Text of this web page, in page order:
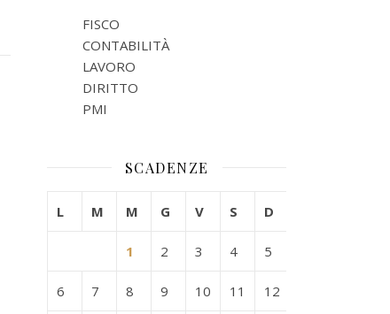
FISCO
CONTABILITÀ
LAVORO
DIRITTO
PMI
SCADENZE
L M M G V S D
1 2 3 4 5
6 7 8 9 10 11 12